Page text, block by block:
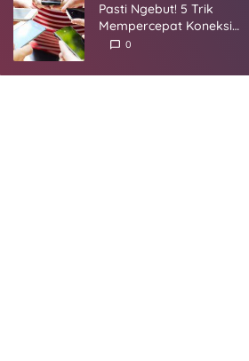
Pasti Ngebut! 5 Trik
Mempercepat Koneksi
Internet yang Harus Kamu
0